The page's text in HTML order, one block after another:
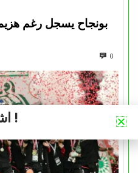
بونجاح يسجل رغم
0
اشترك في نشرتنا الإخبارية !